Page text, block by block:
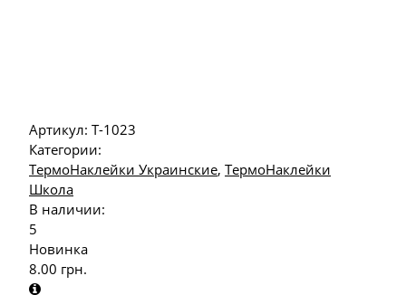
Артикул: Т-1023
Категории:
ТермоНаклейки Украинские, ТермоНаклейки
Школа
В наличии:
5
Новинка
8.00 грн.